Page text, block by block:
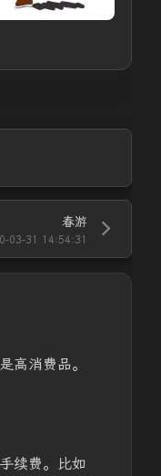
春游
03-31 14:54:31
高消费品。
续费。比如